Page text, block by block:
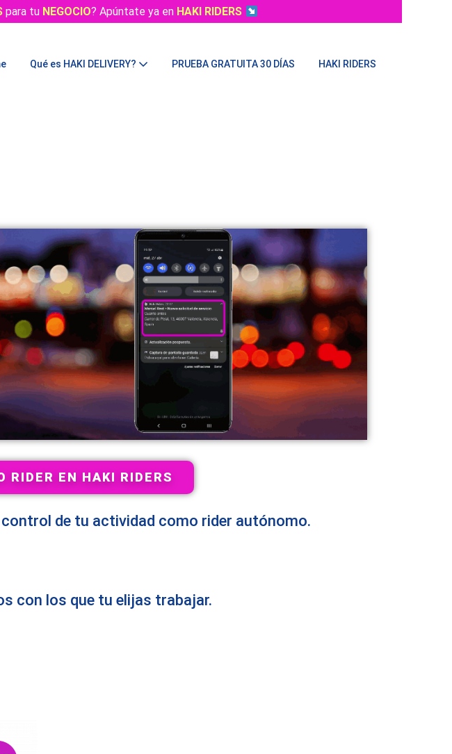
para tu NEGOCIO? Apúntate ya en HAKI RIDERS
Qué es HAKI DELIVERY? PRUEBA GRATUITA 30 DÍAS HAKI RIDERS
RIDER EN HAKI RIDERS
control de tu actividad como rider autónomo.
con los que tu elijas trabajar.